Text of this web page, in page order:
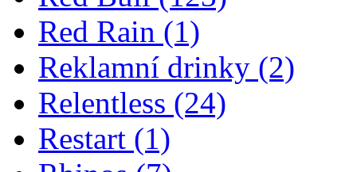
Red Rain (1)
Reklamní drinky (2)
Relentless (24)
Restart (1)